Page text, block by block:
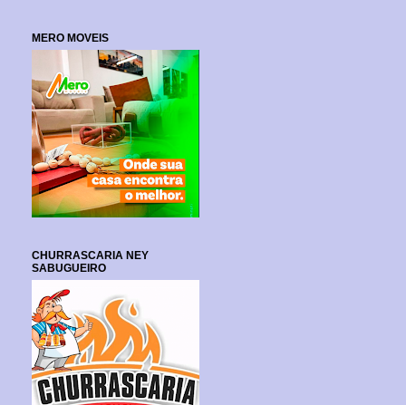
MERO MOVEIS
CHURRASCARIA NEY
SABUGUEIRO